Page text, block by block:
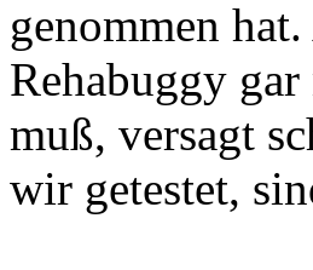
genommen
Rehabuggy
muß, versagt
wir getestet,